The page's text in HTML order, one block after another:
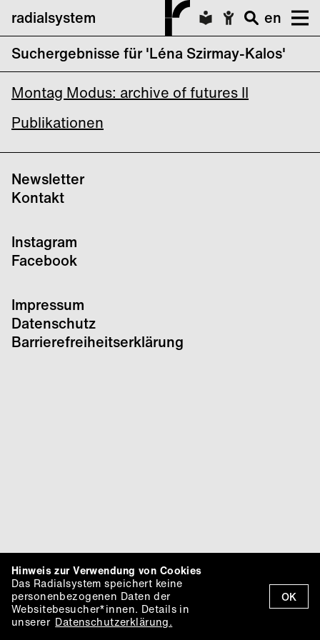
radialsystem
en
Suchergebnisse für 'Léna Szirmay-Kalos'
Encounters – Embodied Practices
Montag Modus: archive of futures II
Publikationen
Newsletter
Kontakt
Instagram
Facebook
Impressum
Datenschutz
Barrierefreiheitserklärung
OK
Hinweis zur Verwendung von Cookies
Das Radialsystem speichert keine
personenbezogenen Daten der
Websitebesucher*innen. Details in
unserer Datenschutzerklärung.